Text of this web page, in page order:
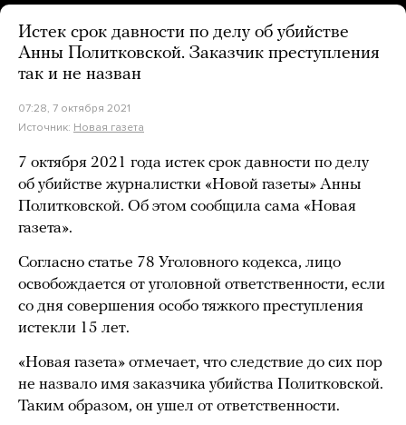
Истек срок давности по делу об убийстве
Анны Политковской. Заказчик преступления
так и не назван
07:28, 7 октября 2021
Источник: Новая газета
7 октября 2021 года истек срок давности по делу
об убийстве журналистки «Новой газеты» Анны
Политковской. Об этом сообщила сама «Новая
газета».
Согласно статье 78 Уголовного кодекса, лицо
освобождается от уголовной ответственности, если
со дня совершения особо тяжкого преступления
истекли 15 лет.
«Новая газета» отмечает, что следствие до сих пор
не назвало имя заказчика убийства Политковской.
Таким образом, он ушел от ответственности.